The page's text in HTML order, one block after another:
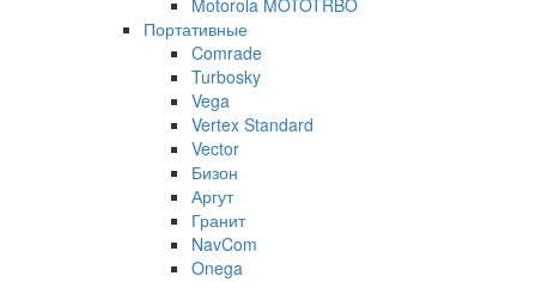
Портативные
Comrade
Turbosky
Vega
Vertex Standard
Vector
Бизон
Аргут
Гранит
NavCom
Onega